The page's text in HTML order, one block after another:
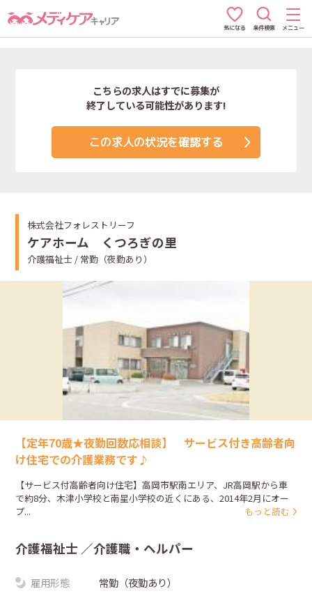
気になる 条件検索 メニュー
こちらの求人はすでに募集が
終了している可能性があります!
この求人の状況を確認する
株式会社フォレストリーフ
ケアホーム くつろぎの里
介護福祉士 / 常勤（夜勤あり）
【定年70歳★夜勤回数応相談】 サービス付き高齢者向
け住宅での介護業務です♪
【サービス付高齢者向け住宅】高岡市駅南エリア、JR高岡駅から車
で約8分、木津小学校と南星小学校の近くにある、2014年2月にオー
プ...
もっと読む
介護福祉士 ／介護職・ヘルパー
雇用形態 常勤（夜勤あり）